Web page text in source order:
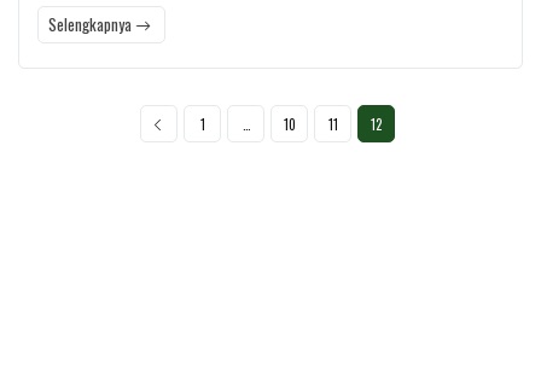
Selengkapnya
1 10 11 12